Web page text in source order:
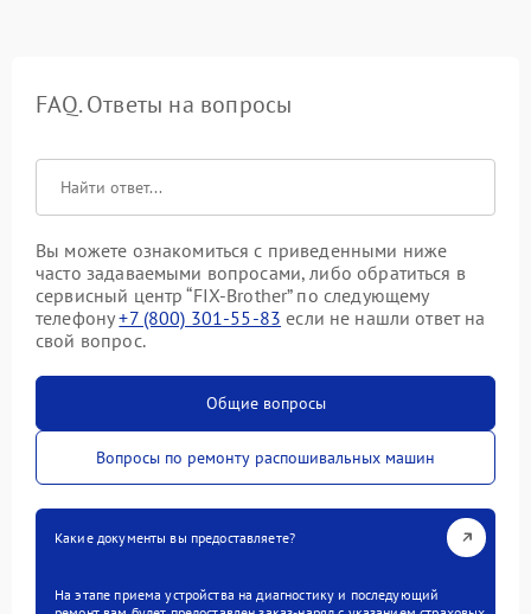
FAQ. Ответы на вопросы
Вы можете ознакомиться с приведенными ниже
часто задаваемыми вопросами, либо обратиться в
сервисный центр “FIX-Brother” по следующему
телефону+7 (800) 301-55-83 если не нашли ответ на
свой вопрос.
Общие вопросы
Вопросы по ремонту распошивальных машин
Какие документы вы предоставляете?
На этапе приема устройства на диагностику и последующий